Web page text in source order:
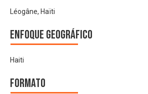
Léogâne, Haïti
Enfoque geográfico
Haiti
Formato